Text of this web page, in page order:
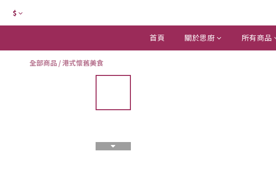
$
首頁 關於思廚 所有商品
全部商品 /港式懷舊美食